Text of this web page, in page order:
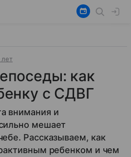
как
с СДВГ
внимания и
мешает
Рассказываем, как
ребенком и чем